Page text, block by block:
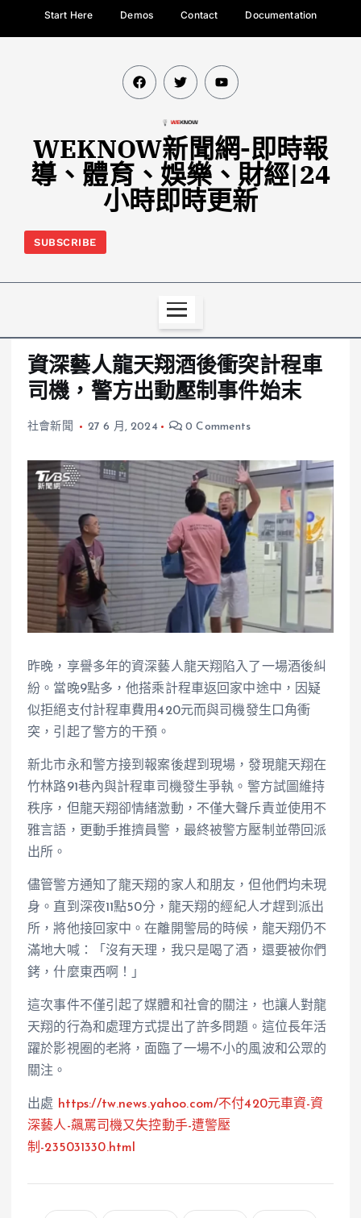
Start Here Demos Contact Documentation
WEKNOW新聞網-即時報
導、體育、娛樂、財經|24
小時即時更新
SUBSCRIBE
資深藝人龍天翔酒後衝突計程車
司機，警方出動壓制事件始末
社會新聞 27 6 月, 2024 0 Comments
昨晚，享譽多年的資深藝人龍天翔陷入了一場酒後糾
紛。當晚9點多，他搭乘計程車返回家中途中，因疑
似拒絕支付計程車費用420元而與司機發生口角衝
突，引起了警方的干預。
新北市永和警方接到報案後趕到現場，發現龍天翔在
竹林路91巷內與計程車司機發生爭執。警方試圖維持
秩序，但龍天翔卻情緒激動，不僅大聲斥責並使用不
雅言語，更動手推擠員警，最終被警方壓制並帶回派
出所。
儘管警方通知了龍天翔的家人和朋友，但他們均未現
身。直到深夜11點50分，龍天翔的經紀人才趕到派出
所，將他接回家中。在離開警局的時候，龍天翔仍不
滿地大喊：「沒有天理，我只是喝了酒，還要被你們
銬，什麼東西啊！」
這次事件不僅引起了媒體和社會的關注，也讓人對龍
天翔的行為和處理方式提出了許多問題。這位長年活
躍於影視圈的老將，面臨了一場不小的風波和公眾的
關注。
出處 https://tw.news.yahoo.com/不付420元車資-資
深藝人-飆罵司機又失控動手-遭警壓
制-235031330.html